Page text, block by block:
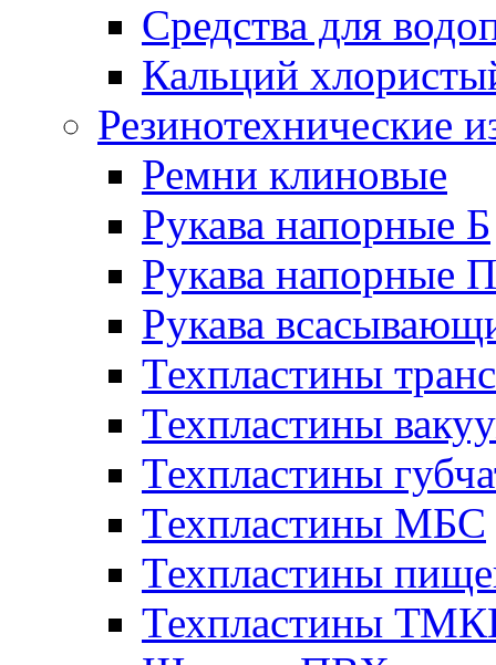
Средства для
Кальций
Резинотехнические
Ремни клиновые
Рукава напорные Б
Рукава напорные П
Рукава
Техпластины
Техпластины
Техпластины
Техпластины МБС
Техпластины
Техпластины